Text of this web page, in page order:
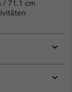
/ 71.1 cm
or